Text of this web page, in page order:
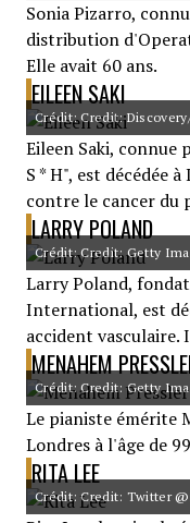
Sonia Pizarro,
distribution
Elle avait 60 ans.
EILEEN SAKI
Crédit: Credit:
Eileen Saki, connue
S * H", est décédée
contre le cancer du
LARRY POLAND
Crédit: Credit: Getty
Larry Poland,
International, est
accident vasculaire.
MENAHEM
Crédit: Credit: Getty
Le pianiste émérite
Londres à l'âge de
RITA LEE
Crédit: Credit: Twitter